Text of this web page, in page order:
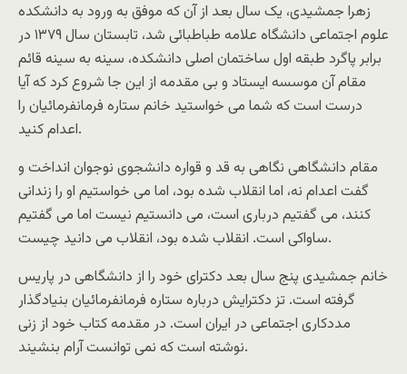
زهرا جمشیدی، یک سال بعد از آن که موفق به ورود به دانشکده
علوم اجتماعی دانشگاه علامه طباطبائی شد، تابستان سال ۱۳۷۹ در
برابر پاگرد طبقه اول ساختمان اصلی دانشکده، سینه به سینه قائم
مقام آن موسسه ایستاد و بی مقدمه از این جا شروع کرد که آیا
درست است که شما می خواستید خانم ستاره فرمانفرمائیان را
اعدام کنید.
مقام دانشگاهی نگاهی به قد و قواره دانشجوی نوجوان انداخت و
گفت اعدام نه، اما انقلاب شده بود، اما می خواستیم او را زندانی
کنند، می گفتیم درباری است، می دانستیم نیست اما می گفتیم
ساواکی است. انقلاب شده بود، انقلاب می دانید چیست.
خانم جمشیدی پنج سال بعد دکترای خود را از دانشگاهی در پاریس
گرفته است. تز دکترایش درباره ستاره فرمانفرمائیان بنیادگذار
مددکاری اجتماعی در ایران است. در مقدمه کتاب خود از زنی
نوشته است که نمی توانست آرام بنشیند.